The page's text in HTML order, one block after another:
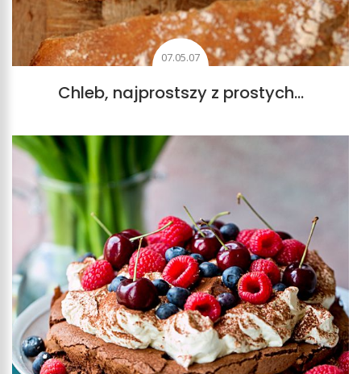
07.05.07
Chleb, najprostszy z prostych…